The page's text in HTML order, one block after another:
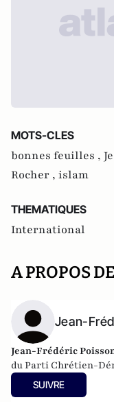
MOTS-CLES
bonnes feuilles ,
Rocher , islam
THEMATIQUES
International
A PROPOS
Jean-
Jean-Frédéric
du Parti Chrétien-
SUIVRE